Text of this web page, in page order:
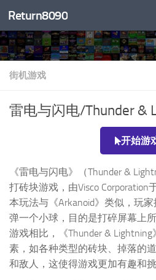
跳至内容
Return8090
街机游戏
雷电与闪电/Thunder &
开始游
《雷电与闪电》（Thunder &
打砖块游戏，由Visco
本玩法与《Arkanoid》类似，玩
弹一个小球，目的是打碎屏幕上
游戏相比，《Thunder &
素，如各种类型的砖块、掉落的
和敌人，这使得游戏更加有趣和挑